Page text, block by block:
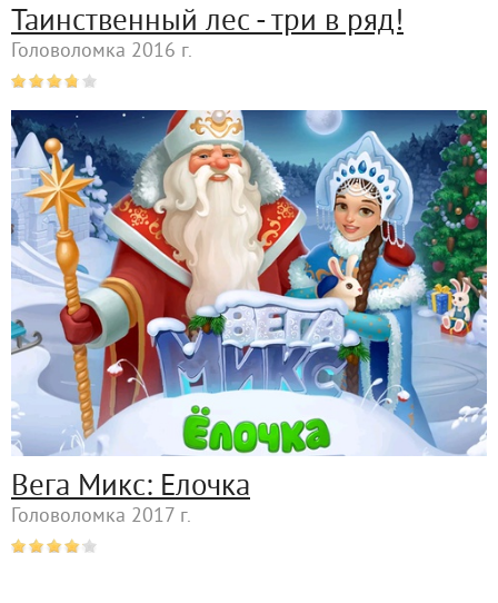
Таинственный лес - три в ряд!
Головоломка 2016 г.
Вега Микс: Елочка
Головоломка 2017 г.